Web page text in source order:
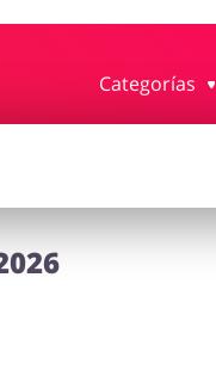
CategoríasModa